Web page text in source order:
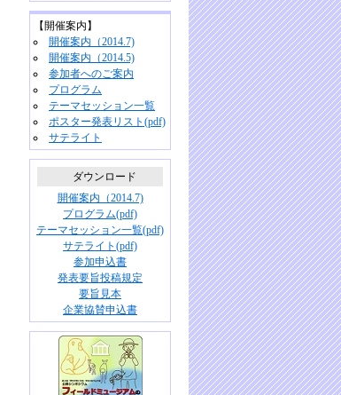
【開催案内】
開催案内（2014.7)
開催案内（2014.5)
参加者へのご案内
プログラム
テーマセッション一覧
ポスター発表リスト(pdf)
サテライト
ダウンロード
開催案内（2014.7)
プログラム(pdf)
テーマセッション一覧(pdf)
サテライト(pdf)
参加申込書
発表要旨投稿規定
要旨見本
企業協賛申込書